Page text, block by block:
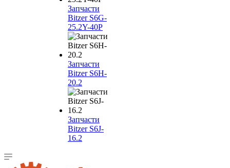
Запчасти
Bitzer S6G-
25.2Y-40P
Запчасти
Bitzer S6H-
20.2
Запчасти
Bitzer S6J-
16.2